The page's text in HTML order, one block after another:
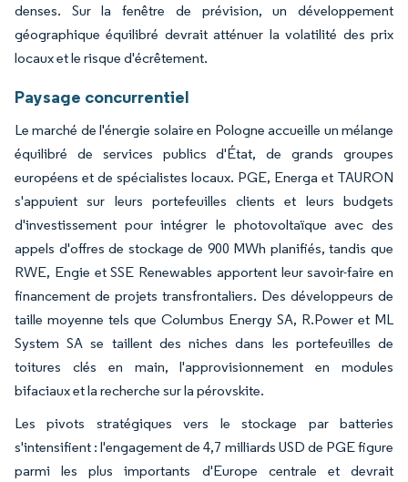
denses. Sur la fenêtre de prévision, un développement
géographique équilibré devrait atténuer la volatilité des prix
locaux et le risque d'écrêtement.
Paysage concurrentiel
Le marché de l'énergie solaire en Pologne accueille un mélange
équilibré de services publics d'État, de grands groupes
européens et de spécialistes locaux. PGE, Energa et TAURON
s'appuient sur leurs portefeuilles clients et leurs budgets
d'investissement pour intégrer le photovoltaïque avec des
appels d'offres de stockage de 900 MWh planifiés, tandis que
RWE, Engie et SSE Renewables apportent leur savoir-faire en
financement de projets transfrontaliers. Des développeurs de
taille moyenne tels que Columbus Energy SA, R.Power et ML
System SA se taillent des niches dans les portefeuilles de
toitures clés en main, l'approvisionnement en modules
bifaciaux et la recherche sur la pérovskite.
Les pivots stratégiques vers le stockage par batteries
s'intensifient : l'engagement de 4,7 milliards USD de PGE figure
parmi les plus importants d'Europe centrale et devrait